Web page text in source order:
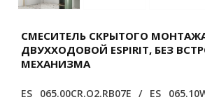
СМЕСИТЕЛЬ СКРЫТОГО
ДВУХХОДОВОЙ ESPIRIT, БЕЗ
МЕХАНИЗМА
ES 065.00CR.O2.RB07E / ES